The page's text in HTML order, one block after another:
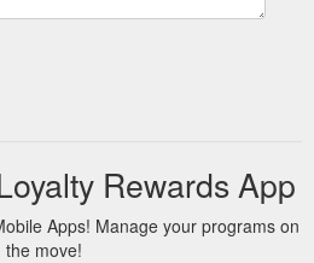
Rewards App
Apps! Manage your programs on
the move!